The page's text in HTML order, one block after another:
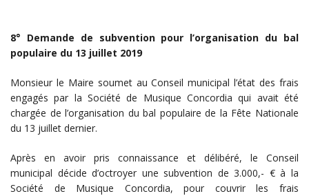
8° Demande de subvention pour l’organisation du bal
populaire du 13 juillet 2019
Monsieur le Maire soumet au Conseil municipal l’état des frais
engagés par la Société de Musique Concordia qui avait été
chargée de l’organisation du bal populaire de la Fête Nationale
du 13 juillet dernier.
Après en avoir pris connaissance et délibéré, le Conseil
municipal décide d’octroyer une subvention de 3.000,- € à la
Société de Musique Concordia, pour couvrir les frais